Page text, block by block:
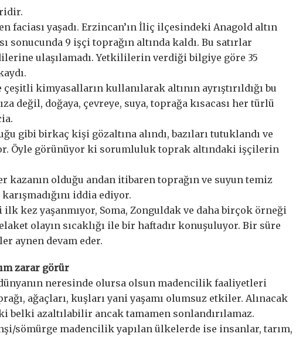
faciası yaşadı. Erzincan’ın İliç ilçesindeki Anagold altın
sonucunda 9 işçi toprağın altında kaldı. Bu satırlar
ulaşılamadı. Yetkililerin verdiği bilgiye göre 35
kimyasalların kullanılarak altının ayrıştırıldığı bu
değil, doğaya, çevreye, suya, toprağa kısacası her türlü
gibi birkaç kişi gözaltına alındı, bazıları tutuklandı ve
Öyle görünüyor ki sorumluluk toprak altındaki işçilerin
olduğu andan itibaren toprağın ve suyun temiz
iddia ediyor.
kez yaşanmıyor, Soma, Zonguldak ve daha birçok örneği
olayın sıcaklığı ile bir haftadır konuşuluyor. Bir süre
aynen devam eder.
zarar görür
neresinde olursa olsun madencilik faaliyetleri
ağaçları, kuşları yani yaşamı olumsuz etkiler. Alınacak
belki azaltılabilir ancak tamamen sonlandırılamaz.
sömürge madencilik yapılan ülkelerde ise insanlar, tarım,